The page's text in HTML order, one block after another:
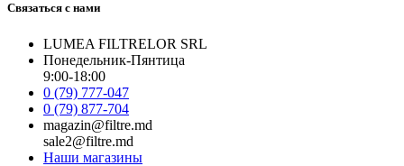
Связаться с нами
LUMEA FILTRELOR SRL
Понедельник-Пянтица
9:00-18:00
0 (79) 777-047
0 (79) 877-704
magazin@filtre.md
sale2@filtre.md
Наши магазины